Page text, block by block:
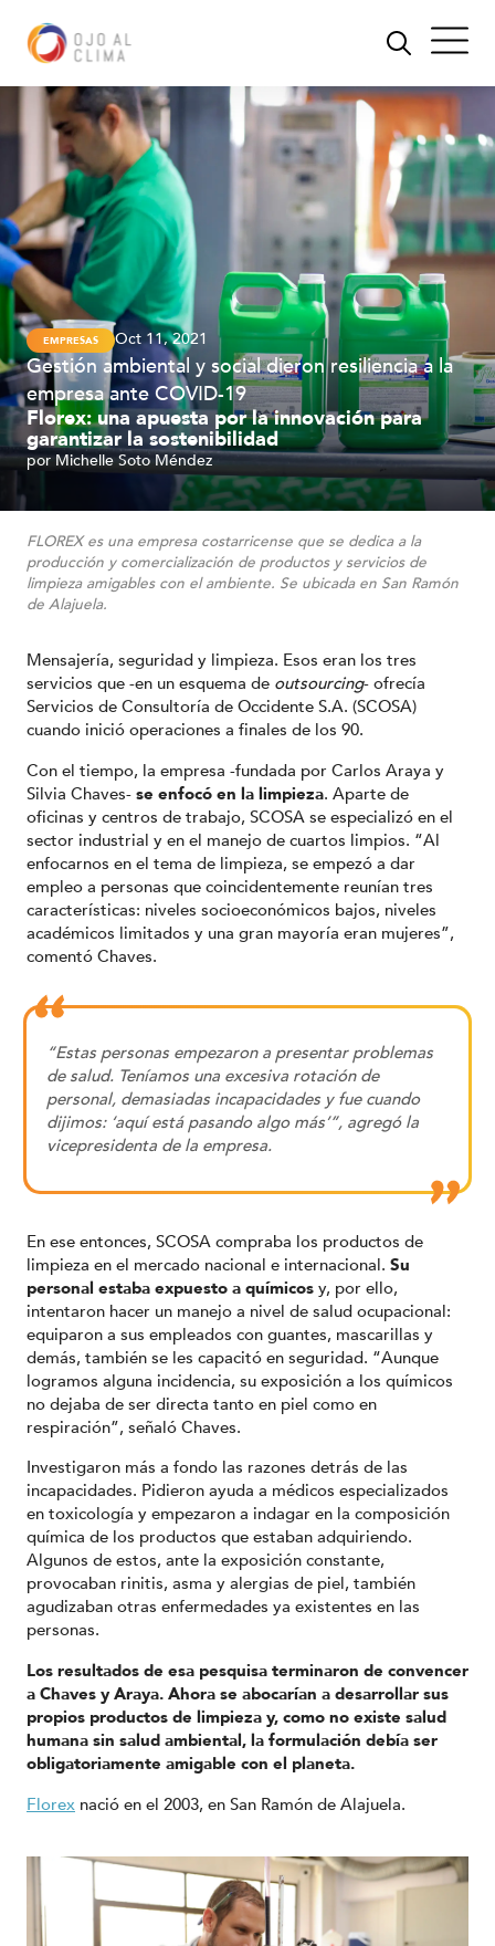
EMPRESAS Oct 11, 2021
Gestión ambiental y social dieron resiliencia a la
empresa ante COVID-19
Florex: una apuesta por la innovación para
garantizar la sostenibilidad
porMichelle Soto Méndez
FLOREX es una empresa costarricense que se dedica a la
producción y comercialización de productos y servicios de
limpieza amigables con el ambiente. Se ubicada en San Ramón
de Alajuela.
Mensajería, seguridad y limpieza. Esos eran los tres
servicios que -en un esquema de outsourcing- ofrecía
Servicios de Consultoría de Occidente S.A. (SCOSA)
cuando inició operaciones a finales de los 90.
Con el tiempo, la empresa -fundada por Carlos Araya y
Silvia Chaves- se enfocó en la limpieza. Aparte de
oficinas y centros de trabajo, SCOSA se especializó en el
sector industrial y en el manejo de cuartos limpios. “Al
enfocarnos en el tema de limpieza, se empezó a dar
empleo a personas que coincidentemente reunían tres
características: niveles socioeconómicos bajos, niveles
académicos limitados y una gran mayoría eran mujeres”,
comentó Chaves.
“Estas personas empezaron a presentar problemas
de salud. Teníamos una excesiva rotación de
personal, demasiadas incapacidades y fue cuando
dijimos: ‘aquí está pasando algo más’”, agregó la
vicepresidenta de la empresa.
En ese entonces, SCOSA compraba los productos de
limpieza en el mercado nacional e internacional. Su
personal estaba expuesto a químicos y, por ello,
intentaron hacer un manejo a nivel de salud ocupacional:
equiparon a sus empleados con guantes, mascarillas y
demás, también se les capacitó en seguridad. “Aunque
logramos alguna incidencia, su exposición a los químicos
no dejaba de ser directa tanto en piel como en
respiración”, señaló Chaves.
Investigaron más a fondo las razones detrás de las
incapacidades. Pidieron ayuda a médicos especializados
en toxicología y empezaron a indagar en la composición
química de los productos que estaban adquiriendo.
Algunos de estos, ante la exposición constante,
provocaban rinitis, asma y alergias de piel, también
agudizaban otras enfermedades ya existentes en las
personas.
Los resultados de esa pesquisa terminaron de convencer
a Chaves y Araya. Ahora se abocarían a desarrollar sus
propios productos de limpieza y, como no existe salud
humana sin salud ambiental, la formulación debía ser
obligatoriamente amigable con el planeta.
Florex nació en el 2003, en San Ramón de Alajuela.